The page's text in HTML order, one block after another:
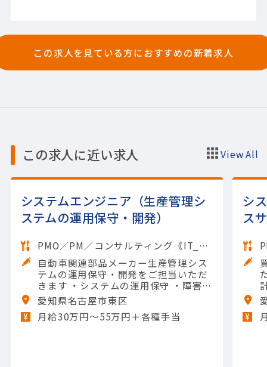
この求人を見ている方におすすめの新着求人
この求人に近い求人 View All
システムエンジニア（生産管理シ
ステムの運用保守・開発）
PMO／PM／コンサルティング《IT_開発》
自動車関連部品メーカー生産管理シス
テムの運用保守・開発をご担当いただ
きます ・システムの運用保守 ・障害対
応 ・昨日改善対応 ・システム移行作業
・タスクやスケジュール管理 【担当製
品】(システム開発)その他システム開
愛知県名古屋市東区
月給30万円〜55万円＋各種手当
シ
ス